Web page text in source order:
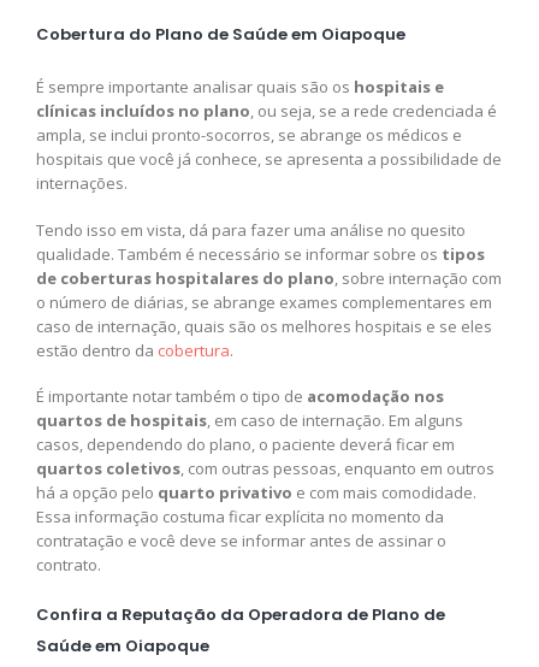
Cobertura do Plano de Saúde em Oiapoque
É sempre importante analisar quais são os hospitais e
clínicas incluídos no plano, ou seja, se a rede credenciada é
ampla, se inclui pronto-socorros, se abrange os médicos e
hospitais que você já conhece, se apresenta a possibilidade de
internações.
Tendo isso em vista, dá para fazer uma análise no quesito
qualidade. Também é necessário se informar sobre os tipos
de coberturas hospitalares do plano, sobre internação com
o número de diárias, se abrange exames complementares em
caso de internação, quais são os melhores hospitais e se eles
estão dentro da cobertura.
É importante notar também o tipo de acomodação nos
quartos de hospitais, em caso de internação. Em alguns
casos, dependendo do plano, o paciente deverá ficar em
quartos coletivos, com outras pessoas, enquanto em outros
há a opção pelo quarto privativo e com mais comodidade.
Essa informação costuma ficar explícita no momento da
contratação e você deve se informar antes de assinar o
contrato.
Confira a Reputação da Operadora de Plano de
Saúde em Oiapoque